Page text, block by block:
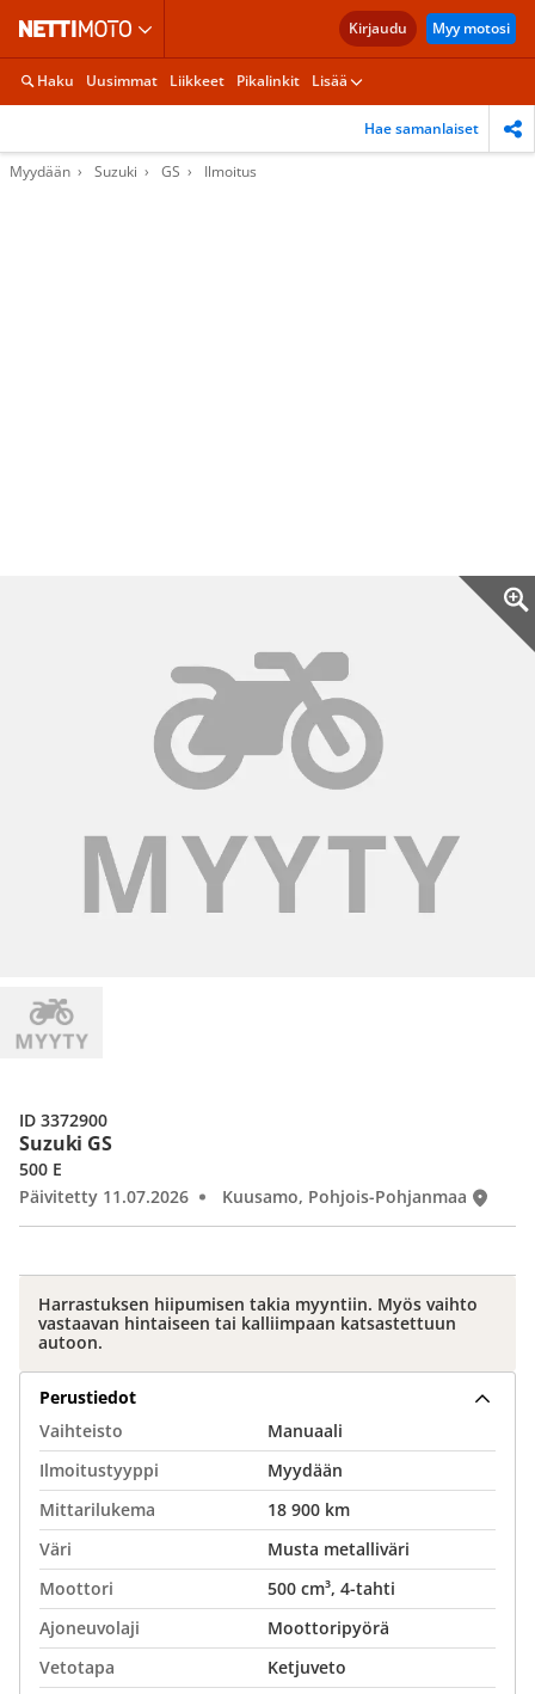
Kirjaudu Myy motosi
Haku Uusimmat Liikkeet Pikalinkit Lisää
Hae samanlaiset
Myydään Suzuki GS Ilmoitus
Suzuki GS
500 E
Päivitetty 11.07.2026
Kuusamo, Pohjois-Pohjanmaa
ID 3372900
Harrastuksen hiipumisen takia myyntiin. Myös vaihto
vastaavan hintaiseen tai kalliimpaan katsastettuun
autoon.
Perustiedot
Vaihteisto
Manuaali
Ilmoitustyyppi
Myydään
Mittarilukema
18 900 km
Väri
Musta metalliväri
Moottori
500 cm³, 4-tahti
Ajoneuvolaji
Moottoripyörä
Vetotapa
Ketjuveto